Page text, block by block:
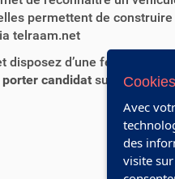
permettent de
telraam.net
d’une fenêtre au
porter candidatsur la page
Avec
des
visite